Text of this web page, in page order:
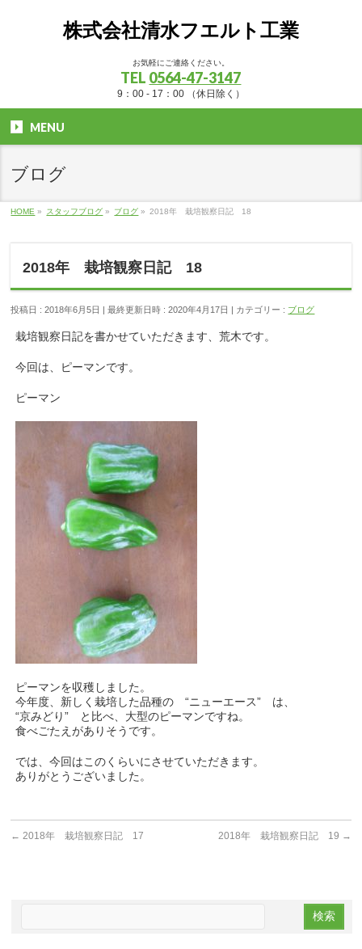
株式会社清水フエルト工業
お気軽にご連絡ください。
TEL 0564-47-3147
9：00 - 17：00 （休日除く）
MENU
ブログ
HOME » スタッフブログ » ブログ » 2018年 栽培観察日記 18
2018年 栽培観察日記 18
投稿日 : 2018年6月5日 最終更新日時 : 2020年4月17日 カテゴリー : ブログ
栽培観察日記を書かせていただきます、荒木です。
今回は、ピーマンです。
ピーマン
ピーマンを収穫しました。
今年度、新しく栽培した品種の “ニューエース” は、
“京みどり” と比べ、大型のピーマンですね。
食べごたえがありそうです。
では、今回はこのくらいにさせていただきます。
ありがとうございました。
← 2018年 栽培観察日記 17 2018年 栽培観察日記 19 →